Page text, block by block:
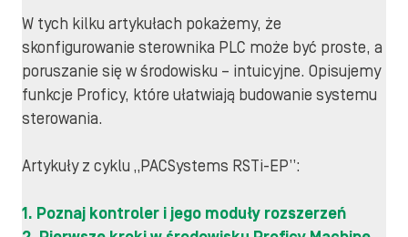
W tych kilku artykułach pokażemy, że
skonfigurowanie sterownika PLC może być proste, a
poruszanie się w środowisku – intuicyjne. Opisujemy
funkcje Proficy, które ułatwiają budowanie systemu
sterowania.
Artykuły z cyklu „PACSystems RSTi-EP”:
1. Poznaj kontroler i jego moduły rozszerzeń